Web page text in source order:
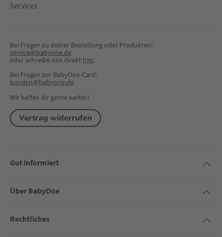
Services
Bei Fragen zu deiner Bestellung oder Produkten:
service@babyone.de
oder schreibe uns direkt hier.
Bei Fragen zur BabyOne-Card:
kunden@babyone.de
Wir helfen dir gerne weiter!
Vertrag widerrufen
Gut informiert
Über BabyOne
Rechtliches